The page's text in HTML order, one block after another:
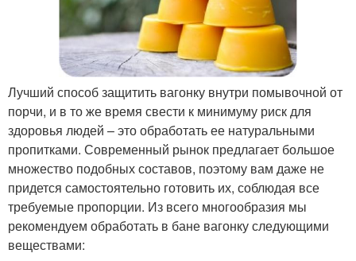
Лучший способ защитить вагонку внутри помывочной от
порчи, и в то же время свести к минимуму риск для
здоровья людей – это обработать ее натуральными
пропитками. Современный рынок предлагает большое
множество подобных составов, поэтому вам даже не
придется самостоятельно готовить их, соблюдая все
требуемые пропорции. Из всего многообразия мы
рекомендуем обработать в бане вагонку следующими
веществами: